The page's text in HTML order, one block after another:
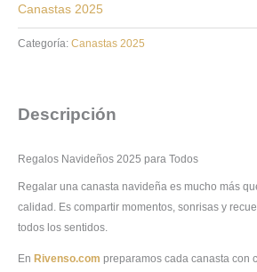
Canastas 2025
Categoría: Canastas 2025
Descripción
Regalos Navideños 2025 para Todos
Regalar una canasta navideña es mucho más
calidad. Es compartir momentos, sonrisas y
todos los sentidos.
En Rivenso.com preparamos cada canasta con